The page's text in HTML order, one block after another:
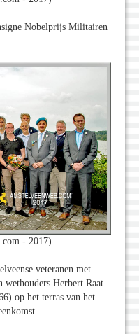
Nobelprijs Militairen
- 2017)
veteranen met
wethouders Herbert Raat
op het terras van het